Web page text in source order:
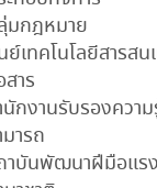
มกฎหมาย
ย์เทคโนโลยีสารสน
าร
นักงานรับรองควา
ารถ
าบันพัฒนาฝีมือแร